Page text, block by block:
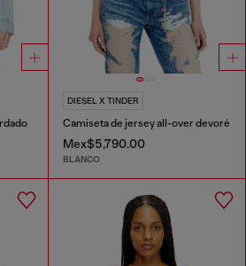
DIESEL X TINDER
Camiseta de jersey all-over devoré
Mex$5,790.00
BLANCO